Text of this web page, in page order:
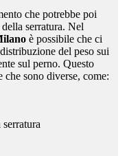
che potrebbe poi
serratura. Nel
è possibile che ci
del peso sui
sul perno. Questo
che sono diverse, come: